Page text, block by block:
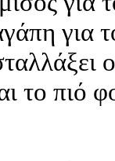
για
το πιό